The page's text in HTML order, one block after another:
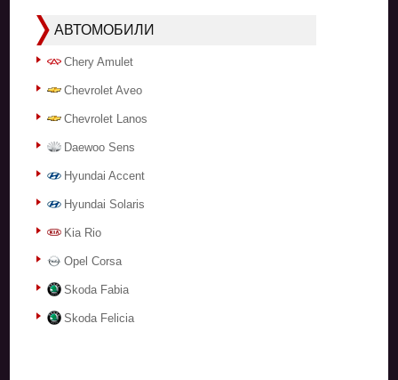
АВТОМОБИЛИ
Chery Amulet
Chevrolet Aveo
Chevrolet Lanos
Daewoo Sens
Hyundai Accent
Hyundai Solaris
Kia Rio
Opel Corsa
Skoda Fabia
Skoda Felicia